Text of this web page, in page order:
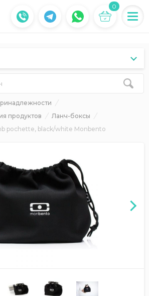
0
продуктов
Ланч-боксы
pochette, black/white Monbento